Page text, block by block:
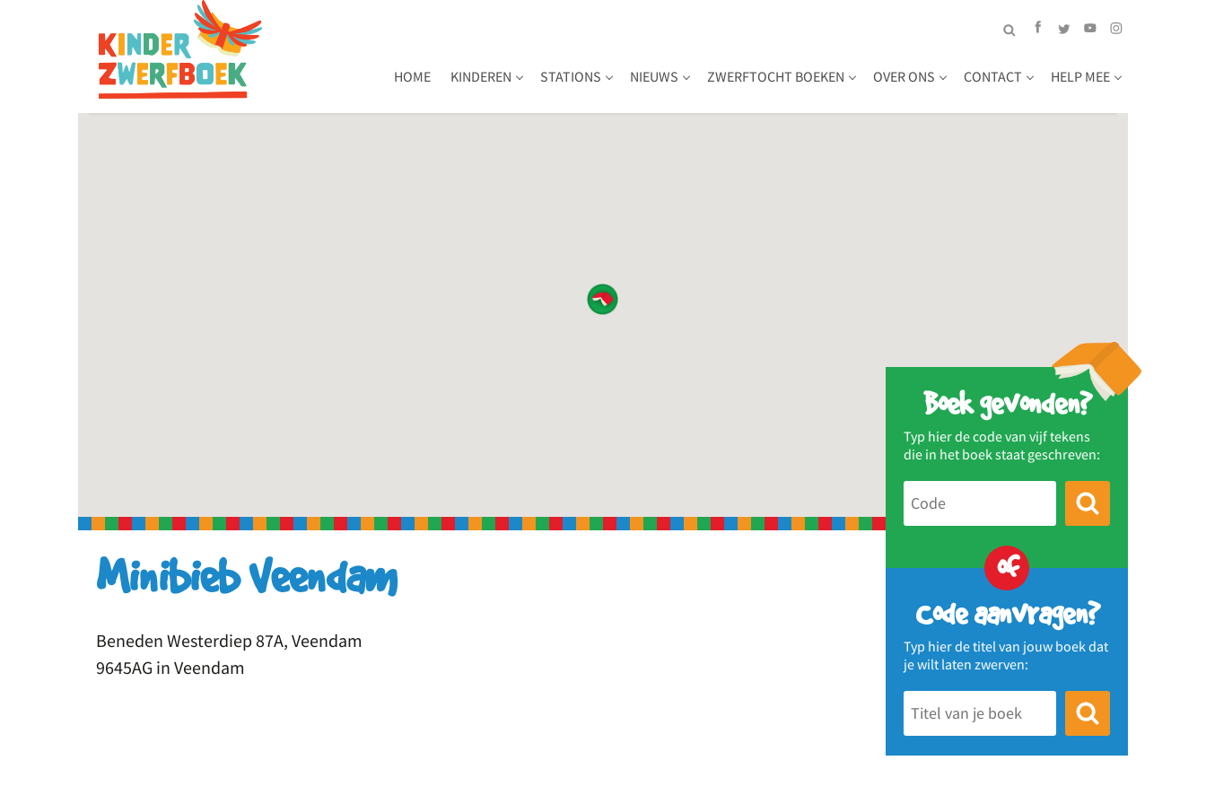
HOME KINDEREN STATIONS NIEUWS ZWERFTOCHT BOEKEN OVER ONS CONTACT HELP MEE
Boek gevonden?
Typ hier de code van vijf tekens
die in het boek staat geschreven:
of
Code aanvragen?
Typ hier de titel van jouw boek dat
je wilt laten zwerven:
Minibieb Veendam
Beneden Westerdiep 87A, Veendam
9645AG in Veendam